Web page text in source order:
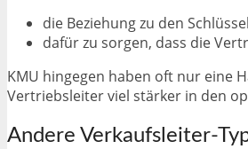
die Beziehung zu den
dafür zu sorgen, dass die
KMU hingegen haben oft nur eine
Vertriebsleiter viel stärker in den
Andere Verkaufsleiter-